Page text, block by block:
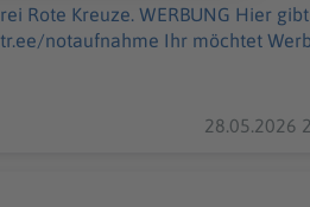
Hier gibt es viele
möchtet Werbung in
28.05.2026